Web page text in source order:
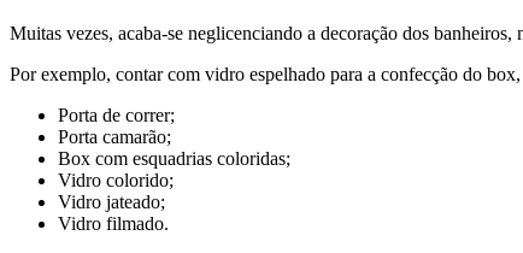
Muitas vezes, acaba-se neglicenciando a decoração dos
Por exemplo, contar com vidro espelhado para a confecção do
Porta de correr;
Porta camarão;
Box com esquadrias coloridas;
Vidro colorido;
Vidro jateado;
Vidro filmado.